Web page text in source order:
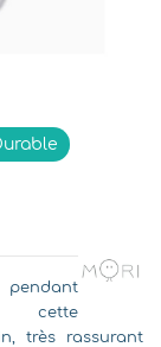
pendant
cette
très rassurant